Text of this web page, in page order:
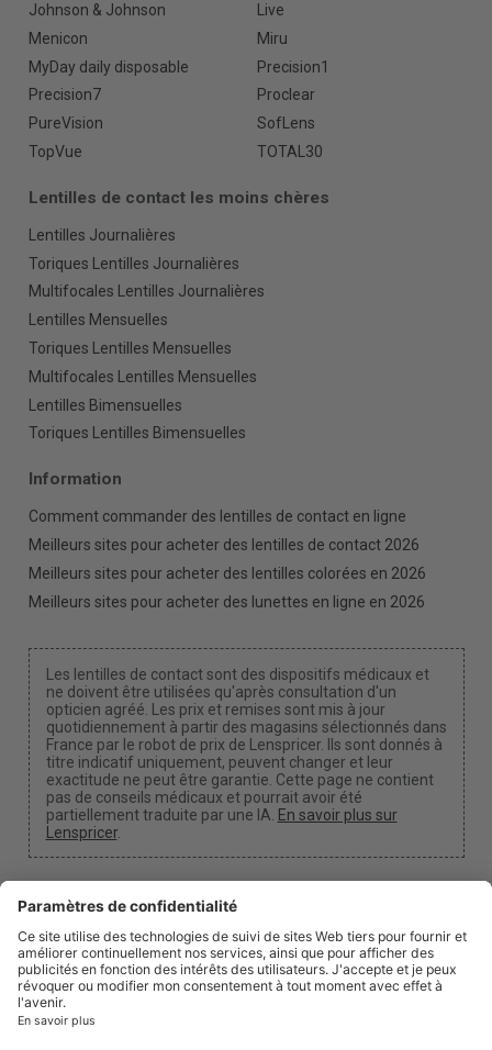
Johnson & Johnson
Live
Menicon
Miru
MyDay daily disposable
Precision1
Precision7
Proclear
PureVision
SofLens
TopVue
TOTAL30
Lentilles de contact les moins chères
Lentilles Journalières
Toriques Lentilles Journalières
Multifocales Lentilles Journalières
Lentilles Mensuelles
Toriques Lentilles Mensuelles
Multifocales Lentilles Mensuelles
Lentilles Bimensuelles
Toriques Lentilles Bimensuelles
Information
Comment commander des lentilles de contact en ligne
Meilleurs sites pour acheter des lentilles de contact 2026
Meilleurs sites pour acheter des lentilles colorées en 2026
Meilleurs sites pour acheter des lunettes en ligne en 2026
Les lentilles de contact sont des dispositifs médicaux et
ne doivent être utilisées qu'après consultation d'un
opticien agréé. Les prix et remises sont mis à jour
quotidiennement à partir des magasins sélectionnés dans
France par le robot de prix de Lenspricer. Ils sont donnés à
titre indicatif uniquement, peuvent changer et leur
exactitude ne peut être garantie. Cette page ne contient
pas de conseils médicaux et pourrait avoir été
partiellement traduite par une IA. En savoir plus sur
Lenspricer.
Paramètres des cookies
utilisez l'un de nos liens pour effectuer un achat.